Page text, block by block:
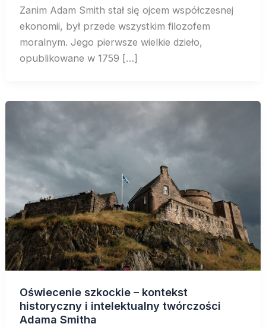
Zanim Adam Smith stał się ojcem współczesnej
ekonomii, był przede wszystkim filozofem
moralnym. Jego pierwsze wielkie dzieło,
opublikowane w 1759 […]
Oświecenie szkockie – kontekst
historyczny i intelektualny twórczości
Adama Smitha